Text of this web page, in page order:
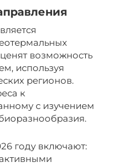
возможность
используя
регионов.
к
с изучением
году включают: